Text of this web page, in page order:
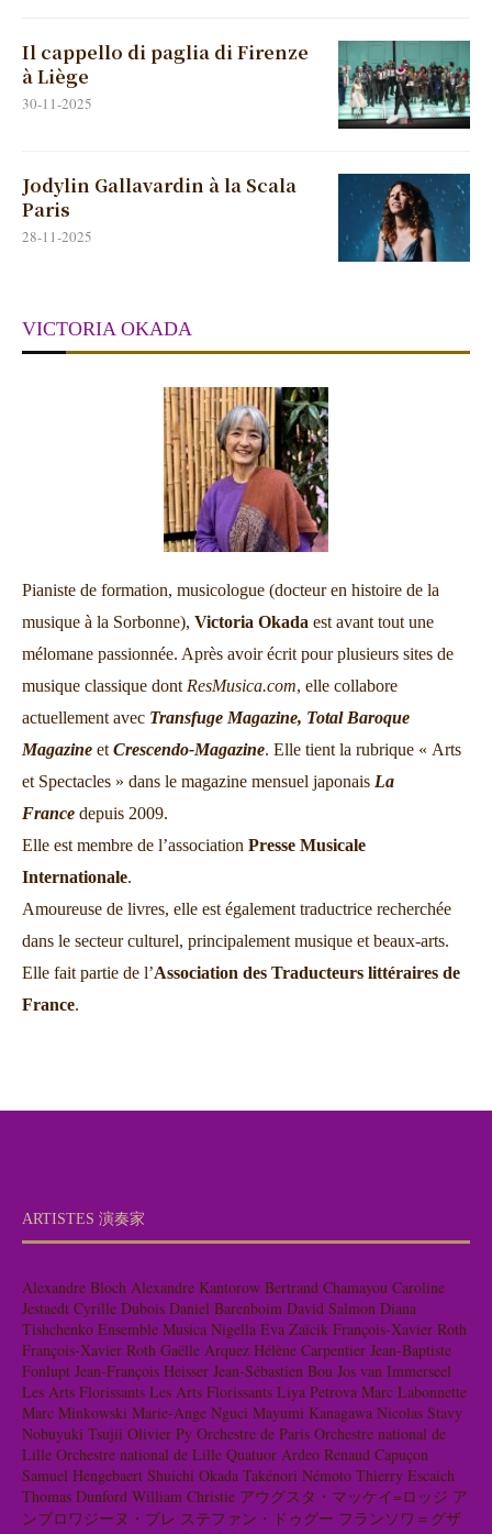
Jodylin Gallavardin à la Scala
VICTORIA OKADA
Pianiste de formation, musicologue (docteur en histoire de la
musique à la Sorbonne),Victoria Okadaest avant tout une
musique classique dontResMusica.com, elle collabore
actuellement avecTransfuge Magazine,Total Baroque
MagazineetCrescendo-Magazine . Elle tient la rubrique « Arts
et Spectacles » dans le magazine mensuel japonaisLa
Francedepuis 2009.
Elle est membre de l’associationPresse Musicale
Internationale .
Amoureuse de livres, elle est également traductrice recherchée
dans le secteur culturel, principalement musique et beaux-arts.
Elle fait partie de l’
France.
Jestaedt Cyrille Dubois
Tishchenko Ensemble Musica Nigella Eva Zaïcik François-Xavier Roth
Fonlupt Jean-François Heisser Jean-Sébastien Bou Jos van Immerseel
Les Arts Florissants Les Arts Florissants Liya Petrova Marc Labonnette
Marc Minkowski Marie-Ange Nguci Mayumi Kanagawa Nicolas Stavy
Nobuyuki Tsujii Olivier Py Orchestre de Paris Orchestre national de
Lille Orchestre national de Lille Quatuor Ardeo Renaud Capuçon
Samuel Hengebaert Shuichi Okada Takénori Némoto Thierry Escaich
Thomas Dunford William Christie アウグスタ・マッケイ=ロッジ ア
ンブロワジーヌ・ブレ ステファン・ドゥグー フランソワ＝グザ
ヴィエ・ロト リール国立管弦楽団 レア・デザンドレ